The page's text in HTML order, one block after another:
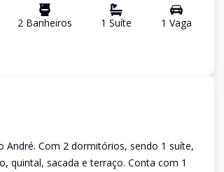
2Banheiros 1 Suíte 1 Vaga
André. Com 2 dormitórios, sendo 1 suíte,
quintal, sacada e terraço. Conta com 1